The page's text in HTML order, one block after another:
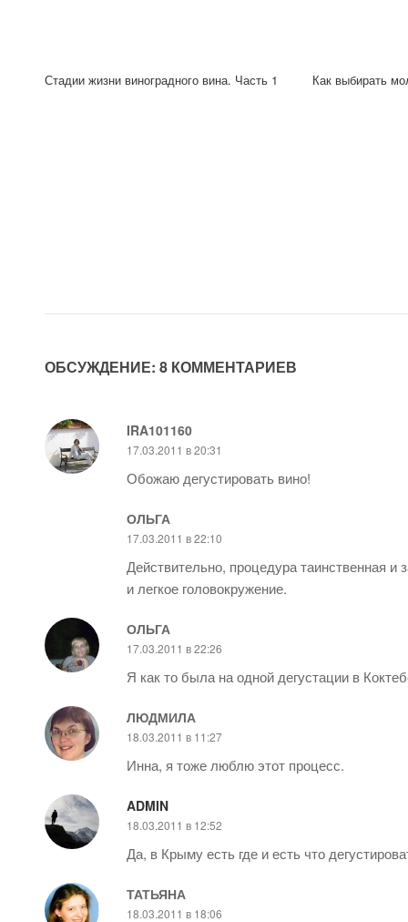
Стадии жизни виноградного вина. Часть 1 Как выбирать
ОБСУЖДЕНИЕ: 8 КОММЕНТАРИЕВ
IRA101160
17.03.2011 в 20:31
Обожаю дегустировать вино!
ОЛЬГА
17.03.2011 в 22:10
Действительно, процедура таинственная и
и легкое головокружение.
ОЛЬГА
17.03.2011 в 22:26
Я как то была на одной дегустации в
ЛЮДМИЛА
18.03.2011 в 11:27
Инна, я тоже люблю этот процесс.
ADMIN
18.03.2011 в 12:52
Да, в Крыму есть где и есть что
ТАТЬЯНА
18.03.2011 в 18:06